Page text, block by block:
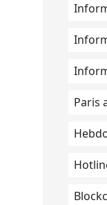
Paris